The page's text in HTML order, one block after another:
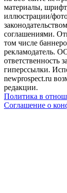
материалы,
иллюстрации/
соглашениями.
том числе
рекламодатель.
ответственность
гиперссылки.
newprospect.ru
редакции.
Политика в
Соглашение о